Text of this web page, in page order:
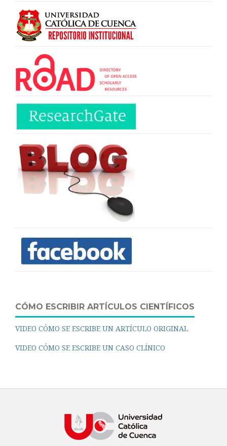
CÓMO ESCRIBIR ARTÍCULOS CIENTÍFICOS
VIDEO CÓMO SE ESCRIBE UN ARTÍCULO ORIGINAL
VIDEO CÓMO SE ESCRIBE UN CASO CLÍNICO